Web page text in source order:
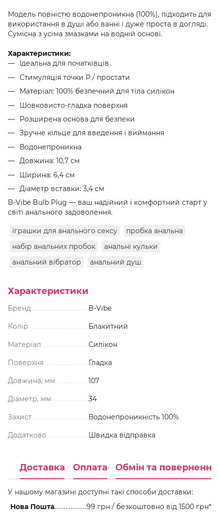
Модель повністю водонепроникна (100%), підходить для
використання в душі або ванні і дуже проста в догляді.
Сумісна з усіма змазками на водній основі.
Характеристики:
Ідеальна для початківців
Стимуляція точки P / простати
Матеріал: 100% безпечний для тіла силікон
Шовковисто-гладка поверхня
Розширена основа для безпеки
Зручне кільце для введення і виймання
Водонепроникна
Довжина: 10,7 см
Ширина: 6,4 см
Діаметр вставки: 3,4 см
B-Vibe Bulb Plug — ваш надійний і комфортний старт у
світі анального задоволення.
іграшки для анального сексу
пробка анальна
набір анальних пробок
анальні кульки
анальний вібратор
анальний душ
Характеристики
Бренд B-Vibe
Колір Блакитний
Матеріал Силікон
Поверхня Гладка
Довжина, мм 107
Діаметр, мм 34
Захист Водонепроникність 100%
Додатково Швидка відправка
Доставка Оплата Обмін та повернення
У нашому магазині доступні такі способи доставки:
Нова Пошта
99 грн / безкоштовно від 1500 грн*